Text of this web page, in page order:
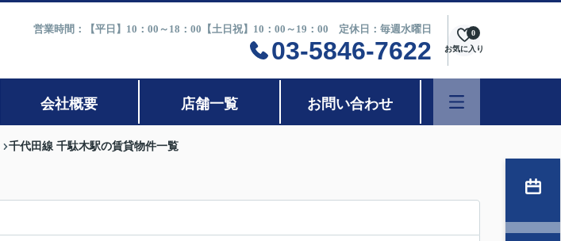
営業時間：【平日】10：00～18：00【土日祝】10：00～19：00 定休日：毎週水曜日
03-5846-7622 お気に入り
0
会社概要 店舗一覧 お問い合わせ
千代田線 千駄木駅の賃貸物件一覧